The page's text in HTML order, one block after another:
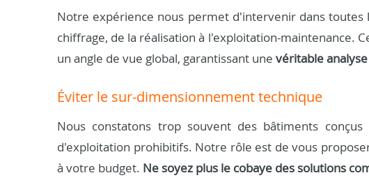
Notre expérience nous permet d'intervenir dans toutes
chiffrage, de la réalisation à l'exploitation-maintenance.
un angle de vue global, garantissant une véritable
Éviter le sur-dimensionnement technique
Nous constatons trop souvent des bâtiments
d'exploitation prohibitifs. Notre rôle est de vous
à votre budget. Ne soyez plus le cobaye des solutions